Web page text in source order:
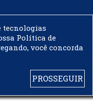
tecnologias
Política de
você concorda
PROSSEGUIR